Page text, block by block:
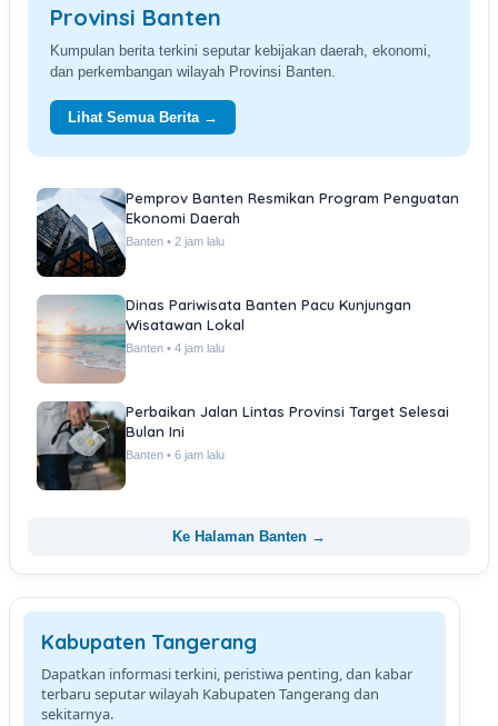
Provinsi Banten
Kumpulan berita terkini seputar kebijakan daerah, ekonomi,
dan perkembangan wilayah Provinsi Banten.
Lihat Semua Berita →
Pemprov Banten Resmikan Program Penguatan
Ekonomi Daerah
Banten • 2 jam lalu
Dinas Pariwisata Banten Pacu Kunjungan
Wisatawan Lokal
Banten • 4 jam lalu
Perbaikan Jalan Lintas Provinsi Target Selesai
Bulan Ini
Banten • 6 jam lalu
Ke Halaman Banten →
Kabupaten Tangerang
Dapatkan informasi terkini, peristiwa penting, dan kabar
terbaru seputar wilayah Kabupaten Tangerang dan
sekitarnya.